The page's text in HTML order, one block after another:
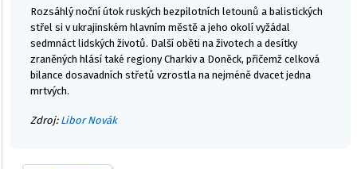
Rozsáhlý noční útok ruských bezpilotních letounů a balistických
střel si v ukrajinském hlavním městě a jeho okolí vyžádal
sedmnáct lidských životů. Další oběti na životech a desítky
zraněných hlásí také regiony Charkiv a Doněck, přičemž celková
bilance dosavadních střetů vzrostla na nejméně dvacet jedna
mrtvých.
Zdroj: Libor Novák